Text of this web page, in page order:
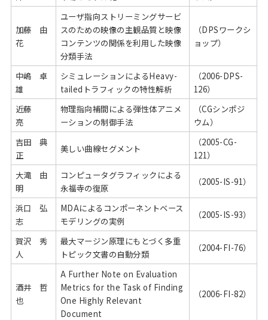
加藤 由
花
ユーザ指向ストリーミングサービ
スのための映像の主観品質と映像
コンテンツの関係を利用した映像
分類手法
（DPSワークシ
ョップ）
中嶋 卓
雄
シミュレーションによるHeavy-
tailedトラフィックの特性解析
（2006-DPS-
126）
近藤
亮
物理指向補間による弾性体アニメ
ーションの制御手法
（CGシンポジ
ウム）
吉田 典
正
美しい曲線セグメント
（2005-CG-
121）
大滝 由
明
コンピュータグラフィックによる
永福寺の復原
（2005-IS-91）
浜口 弘
志
MDAによるコンポーネントベース
モデリングの実例
（2005-IS-93）
賀沢 秀
人
最大マージン原理にもとづく多重
トピック文書の自動分類
（2004-FI-76）
酒井 哲
也
A Further Note on Evaluation
Metrics for the Task of Finding
One Highly Relevant
Document
（2006-FI-82）